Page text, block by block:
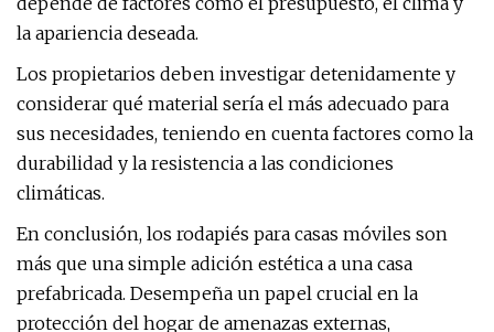
la apariencia deseada.
Los propietarios deben investigar detenidamente y
considerar qué material sería el más adecuado para
sus necesidades, teniendo en cuenta factores como la
durabilidad y la resistencia a las condiciones
climáticas.
En conclusión, los rodapiés para casas móviles son
más que una simple adición estética a una casa
prefabricada. Desempeña un papel crucial en la
protección del hogar de amenazas externas,